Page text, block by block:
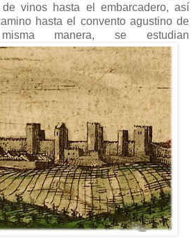
vinos hasta el embarcadero, así
hasta el convento agustino de
manera, se estudian